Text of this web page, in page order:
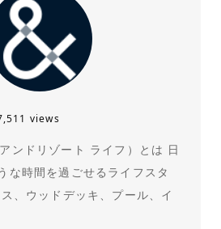
views
ンドリゾート ライフ）とは 日
な時間を過ごせるライフスタ
、ウッドデッキ、プール、イ